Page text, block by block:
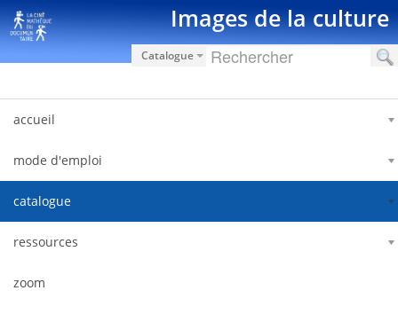
跳转到内容 Images de la culture
Catalogue
accueil
mode d'emploi
catalogue
ressources
zoom